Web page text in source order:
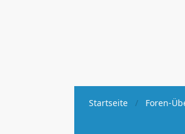
Startseite Foren-